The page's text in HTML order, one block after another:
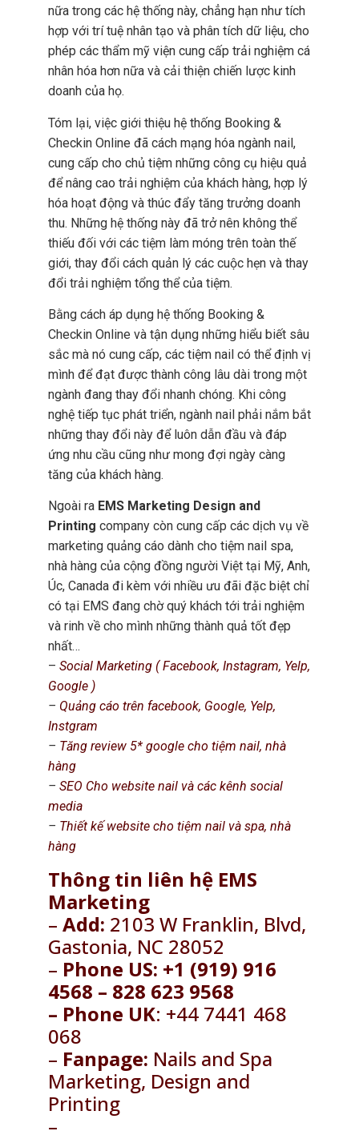
nữa trong các hệ thống này, chẳng hạn như tích
hợp với trí tuệ nhân tạo và phân tích dữ liệu, cho
phép các thẩm mỹ viện cung cấp trải nghiệm cá
nhân hóa hơn nữa và cải thiện chiến lược kinh
doanh của họ.
Tóm lại, việc giới thiệu hệ thống Booking &
Checkin Online đã cách mạng hóa ngành nail,
cung cấp cho chủ tiệm những công cụ hiệu quả
để nâng cao trải nghiệm của khách hàng, hợp lý
hóa hoạt động và thúc đẩy tăng trưởng doanh
thu. Những hệ thống này đã trở nên không thể
thiếu đối với các tiệm làm móng trên toàn thế
giới, thay đổi cách quản lý các cuộc hẹn và thay
đổi trải nghiệm tổng thể của tiệm.
Bằng cách áp dụng hệ thống Booking &
Checkin Online và tận dụng những hiểu biết sâu
sắc mà nó cung cấp, các tiệm nail có thể định vị
mình để đạt được thành công lâu dài trong một
ngành đang thay đổi nhanh chóng. Khi công
nghệ tiếp tục phát triển, ngành nail phải nắm bắt
những thay đổi này để luôn dẫn đầu và đáp
ứng nhu cầu cũng như mong đợi ngày càng
tăng của khách hàng.
Ngoài ra EMS Marketing Design and
Printing company còn cung cấp các dịch vụ về
marketing quảng cáo dành cho tiệm nail spa,
nhà hàng của cộng đồng người Việt tại Mỹ, Anh,
Úc, Canada đi kèm với nhiều ưu đãi đặc biệt chỉ
có tại EMS đang chờ quý khách tới trải nghiệm
và rinh về cho mình những thành quả tốt đẹp
nhất…
– Social Marketing ( Facebook, Instagram, Yelp,
Google )
– Quảng cáo trên facebook, Google, Yelp,
Instgram
– Tăng review 5* google cho tiệm nail, nhà
hàng
– SEO Cho website nail và các kênh social
media
– Thiết kế website cho tiệm nail và spa, nhà
hàng
Thông tin liên hệ EMS
Marketing
– Add: 2103 W Franklin, Blvd,
Gastonia, NC 28052
– Phone US: +1 (919) 916
4568 – 828 623 9568
– Phone UK: +44 7441 468
068
– Fanpage: Nails and Spa
Marketing, Design and
Printing
–